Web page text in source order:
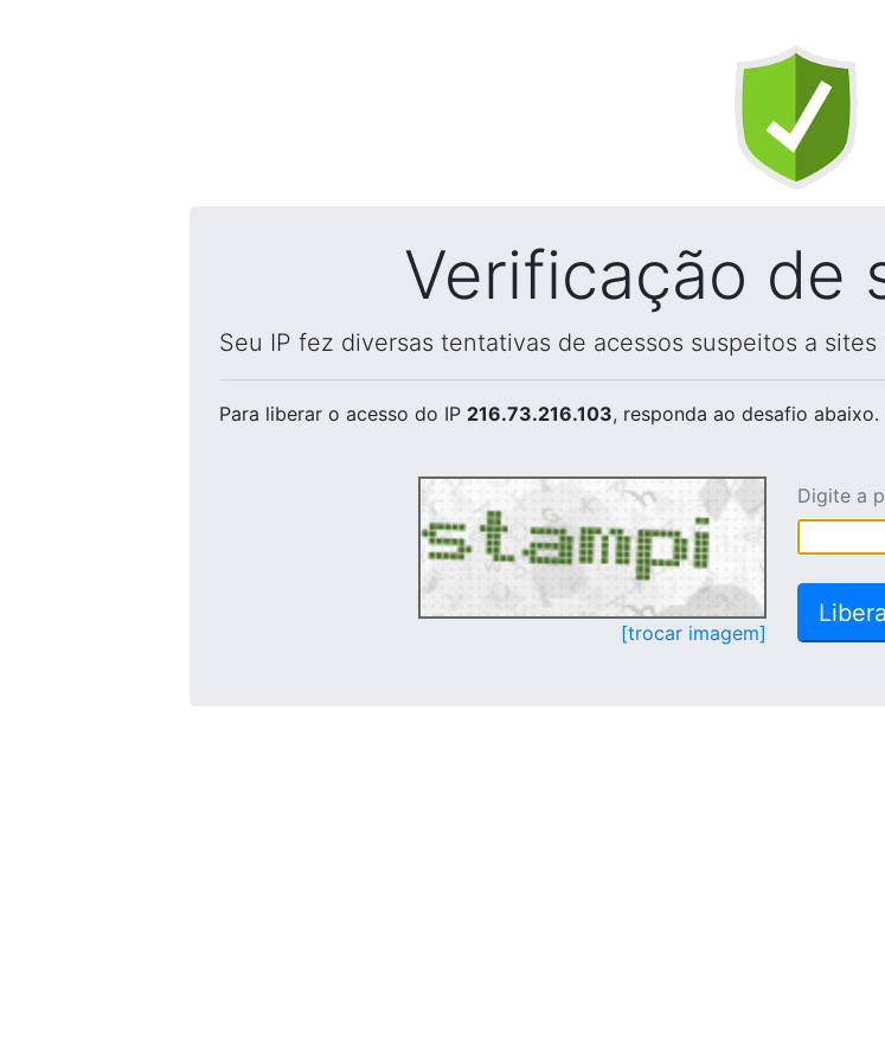
Verificação de
Seu IP fez diversas tentativas de acessos suspeitos a
Para liberar o acesso do IP 216.73.216.103, responda ao desafio abaixo.
[trocar imagem]
Digite a